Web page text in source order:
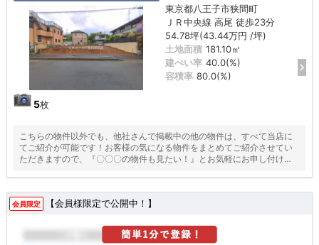
5枚
東京都八王子市狭間町
ＪＲ中央線 高尾 徒歩23分
54.78坪(43.44万円 /坪)
土地面積 181.10㎡
建ぺい率 40.0(%)
容積率 80.0(%)
こちらの物件以外でも、他社さんで掲載中の他の物件は、すべて当店に
てご紹介が可能です！お客様の気になる物件をまとめてご紹介させてい
ただきますので、『〇〇〇の物件も見たい！』とお気軽にお申し付けく
会員限定 【会員様限定で公開中！】